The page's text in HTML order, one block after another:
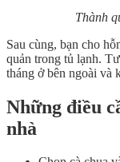
Thành
Sau cùng, bạn cho
quản trong tủ lạnh.
tháng ở bên ngoài và
Những điều
nhà